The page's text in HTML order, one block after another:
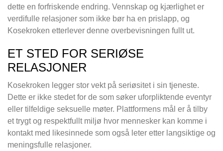
dette en forfriskende endring. Vennskap og kjærlighet er
verdifulle relasjoner som ikke bør ha en prislapp, og
Kosekroken etterlever denne overbevisningen fullt ut.
ET STED FOR SERIØSE
RELASJONER
Kosekroken legger stor vekt på seriøsitet i sin tjeneste.
Dette er ikke stedet for de som søker uforpliktende eventyr
eller tilfeldige seksuelle møter. Plattformens mål er å tilby
et trygt og respektfullt miljø hvor mennesker kan komme i
kontakt med likesinnede som også leter etter langsiktige og
meningsfulle relasjoner.